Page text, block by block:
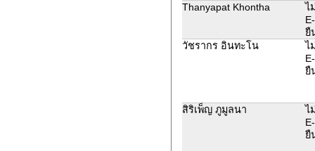
Thanyapat Khontha
ไ
ยื
วัชรากร อินทะโน
ไ
ยื
สิริเพ็ญ ภูมูลนา
ไ
ยื